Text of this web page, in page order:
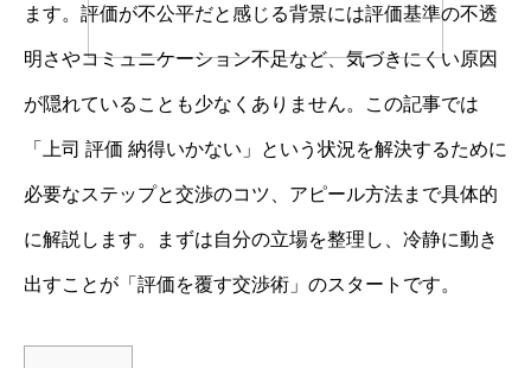
ます。評価が不公平だと感じる背景には評価基準の不透
明さやコミュニケーション不足など、気づきにくい原因
が隠れていることも少なくありません。この記事では
「上司 評価 納得いかない」という状況を解決するために
必要なステップと交渉のコツ、アピール方法まで具体的
に解説します。まずは自分の立場を整理し、冷静に動き
出すことが「評価を覆す交渉術」のスタートです。